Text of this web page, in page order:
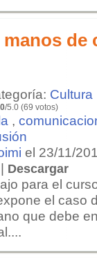
manos de
Cultura
/5.0 (69 votos)
,
el 23/11/
| Descargar
para el
el caso
que debe